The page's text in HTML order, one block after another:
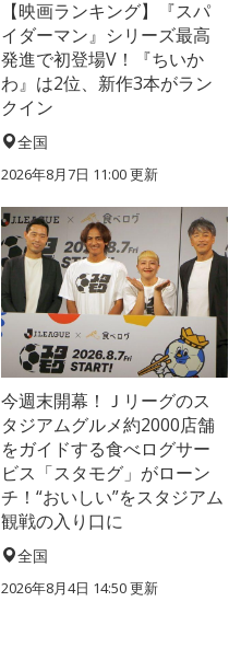
【映画ランキング】『スパ
イダーマン』シリーズ最高
発進で初登場V！『ちいか
わ』は2位、新作3本がラン
クイン
全国
2026年8月7日 11:00更新
今週末開幕！Ｊリーグのス
タジアムグルメ約2000店舗
をガイドする食べログサー
ビス「スタモグ」がローン
チ！“おいしい”をスタジアム
観戦の入り口に
全国
2026年8月4日 14:50更新